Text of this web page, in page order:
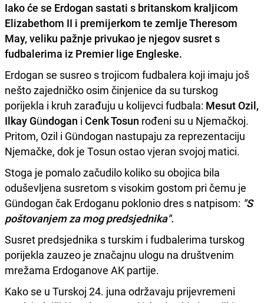
Iako će se Erdogan sastati s britanskom kraljicom
Elizabethom II i premijerkom te zemljeTheresom
May, veliku pažnje privukao je njegov susret s
fudbalerima iz Premier lige Engleske.
Erdogan se susreo s trojicom fudbalera koji imaju još
nešto zajedničko osim činjenice da su turskog
porijekla i kruh zarađuju u kolijevci fudbala: Mesut Ozil,
Ilkay Gündogan i Cenk Tosun rođeni su u Njemačkoj.
Pritom, Ozil i Gündogan nastupaju za reprezentaciju
Njemačke, dok je Tosun ostao vjeran svojoj matici.
Stoga je pomalo začudilo koliko su obojica bila
oduševljena susretom s visokim gostom pri čemu je
Gündogan čak Erdoganu poklonio dres s natpisom: "S
poštovanjem za mog predsjednika".
Susret predsjednika s turskim i fudbalerima turskog
porijekla zauzeo je značajnu ulogu na društvenim
mrežama Erdoganove AK partije.
Kako se u Turskoj 24. juna održavaju prijevremeni